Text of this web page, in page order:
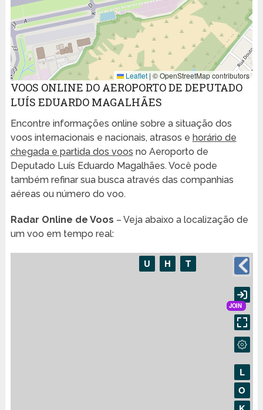
Leaflet | © OpenStreetMap contributors
VOOS ONLINE DO AEROPORTO DE DEPUTADO
LUÍS EDUARDO MAGALHÃES
Encontre informações online sobre a situação dos
voos internacionais e nacionais, atrasos e horário de
chegada e partida dos voos no Aeroporto de
Deputado Luís Eduardo Magalhães. Você pode
também refinar sua busca através das companhias
aéreas ou número do voo.
Radar Online de Voos – Veja abaixo a localização de
um voo em tempo real: